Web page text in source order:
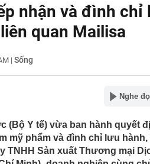
Khách gửi tiết kiệm hơn 77 triệu đồng, 2
Trung Quốc thông báo: “Tiền đang nằm
hiểm”
sàn
Áp thấp nhiệt đới giật cấp 8 trên Vịnh
Nga bất ngờ 'cầu cứu' đồng minh của Mỹ
Vợ cũ Đan Trường báo tin vui
3 thói quen rán cá cần bỏ ngay
nhận và đình chỉ
quan Mailisa
| Sống
Nghe
(Bộ Y tế) vừa ban hành quyết
mỹ phẩm và đình chỉ lưu
TNHH Sản xuất Thương mại